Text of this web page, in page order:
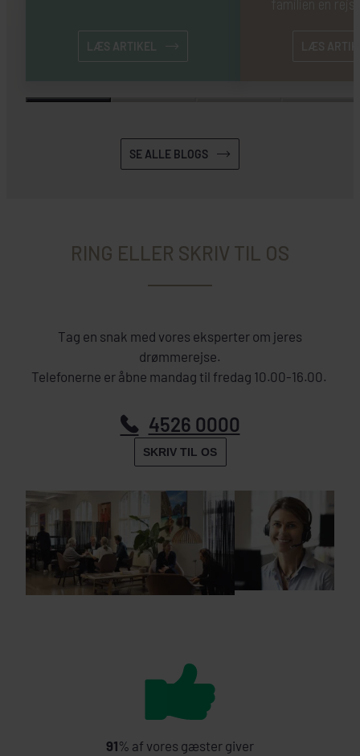
LÆS ARTIKEL
SE ALLE BLOGS
RING ELLER SKRIV TIL OS
Tag en snak med vores eksperter om jeres
drømmerejse.
Telefonerne er åbne mandag til fredag 10.00-16.00.
4526 0000
SKRIV TIL OS
91% af vores gæster giver